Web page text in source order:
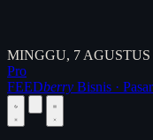
MINGGU, 7 AGUSTUS
Pro
FEEDberry Bisnis ·